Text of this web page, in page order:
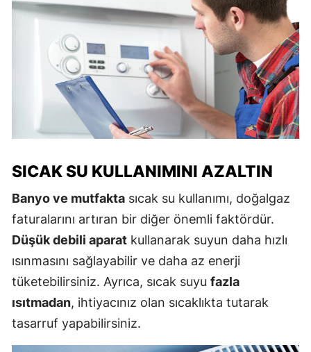
SICAK SU KULLANIMINI AZALTIN
Banyo ve mutfakta sıcak su kullanımı, doğalgaz
faturalarını artıran bir diğer önemli faktördür.
Düşük debili aparat kullanarak suyun daha hızlı
ısınmasını sağlayabilir ve daha az enerji
tüketebilirsiniz. Ayrıca, sıcak suyu fazla
ısıtmadan, ihtiyacınız olan sıcaklıkta tutarak
tasarruf yapabilirsiniz.